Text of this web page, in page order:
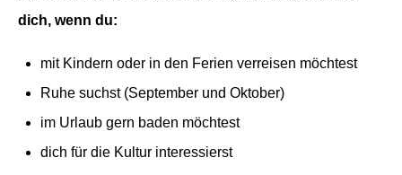
dich, wenn du:
mit Kindern oder in den Ferien verreisen möchtest
Ruhe suchst (September und Oktober)
im Urlaub gern baden möchtest
dich für die Kultur interessierst